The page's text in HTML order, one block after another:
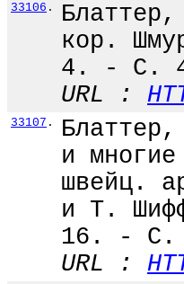
33106 .
кор.
4. - С.
URL :
33107 .
и
швейц.
и Т.
16. - С.
URL :